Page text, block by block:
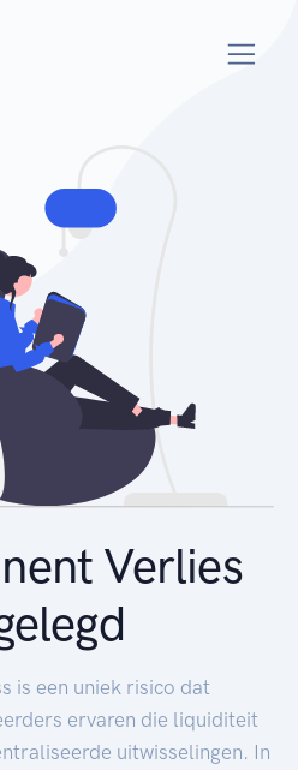
Verlies
is een uniek risico dat
ervaren die liquiditeit
uitwisselingen. In